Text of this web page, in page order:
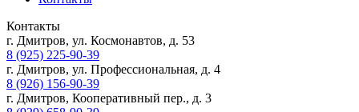
Контакты
г. Дмитров, ул. Космонавтов, д. 53
8 (925) 225-90-39
г. Дмитров, ул. Профессиональная, д. 4
8 (926) 156-90-39
г. Дмитров, Кооперативный пер., д. 3